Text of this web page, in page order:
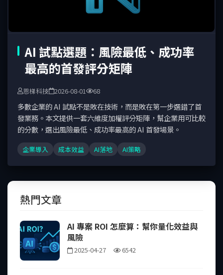
AI 試點選題：風險最低、成功率
最高的首發評分矩陣
恩梯科技 2026-08-01 68
多數企業的 AI 試點不是敗在技術，而是敗在第一步選錯了首
發業務。本文提供一套六維度加權評分矩陣，幫企業用可比較
的分數，選出風險最低、成功率最高的 AI 首發場景。
企業導入 成本效益 AI落地 AI策略
熱門文章
AI 專案 ROI 怎麼算：幫你量化效益與
風險
2025-04-27 6542